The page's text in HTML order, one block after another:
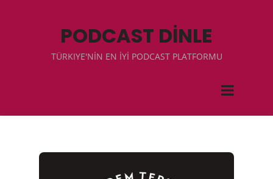
PODCAST DİNLE
TÜRKIYE'NİN EN İYİ PODCAST PLATFORMU